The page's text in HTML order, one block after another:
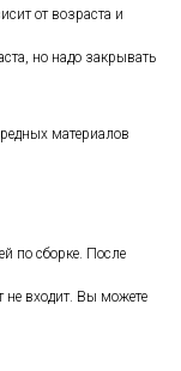
от возраста и
но надо закрывать
материалов
по сборке. После
не входит. Вы можете